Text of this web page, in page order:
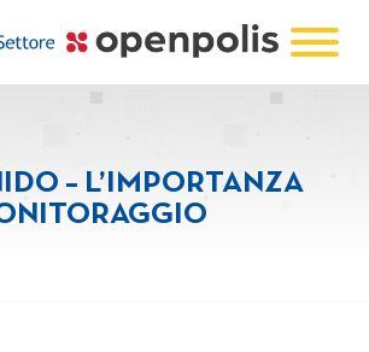
– L’IMPORTANZA